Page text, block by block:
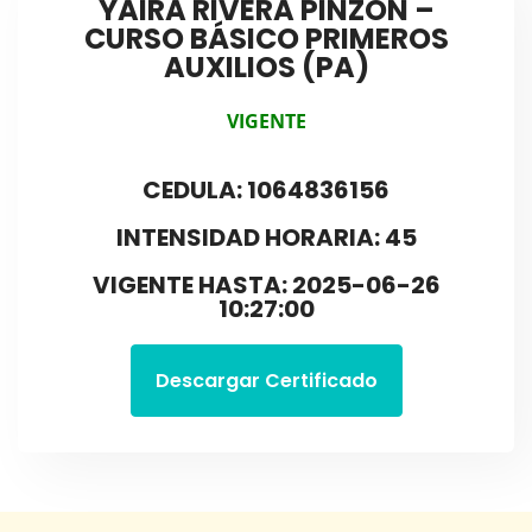
YAIRA RIVERA PINZÓN –
CURSO BÁSICO PRIMEROS
AUXILIOS (PA)
VIGENTE
CEDULA: 1064836156
INTENSIDAD HORARIA: 45
VIGENTE HASTA: 2025-06-26
10:27:00
Descargar Certificado